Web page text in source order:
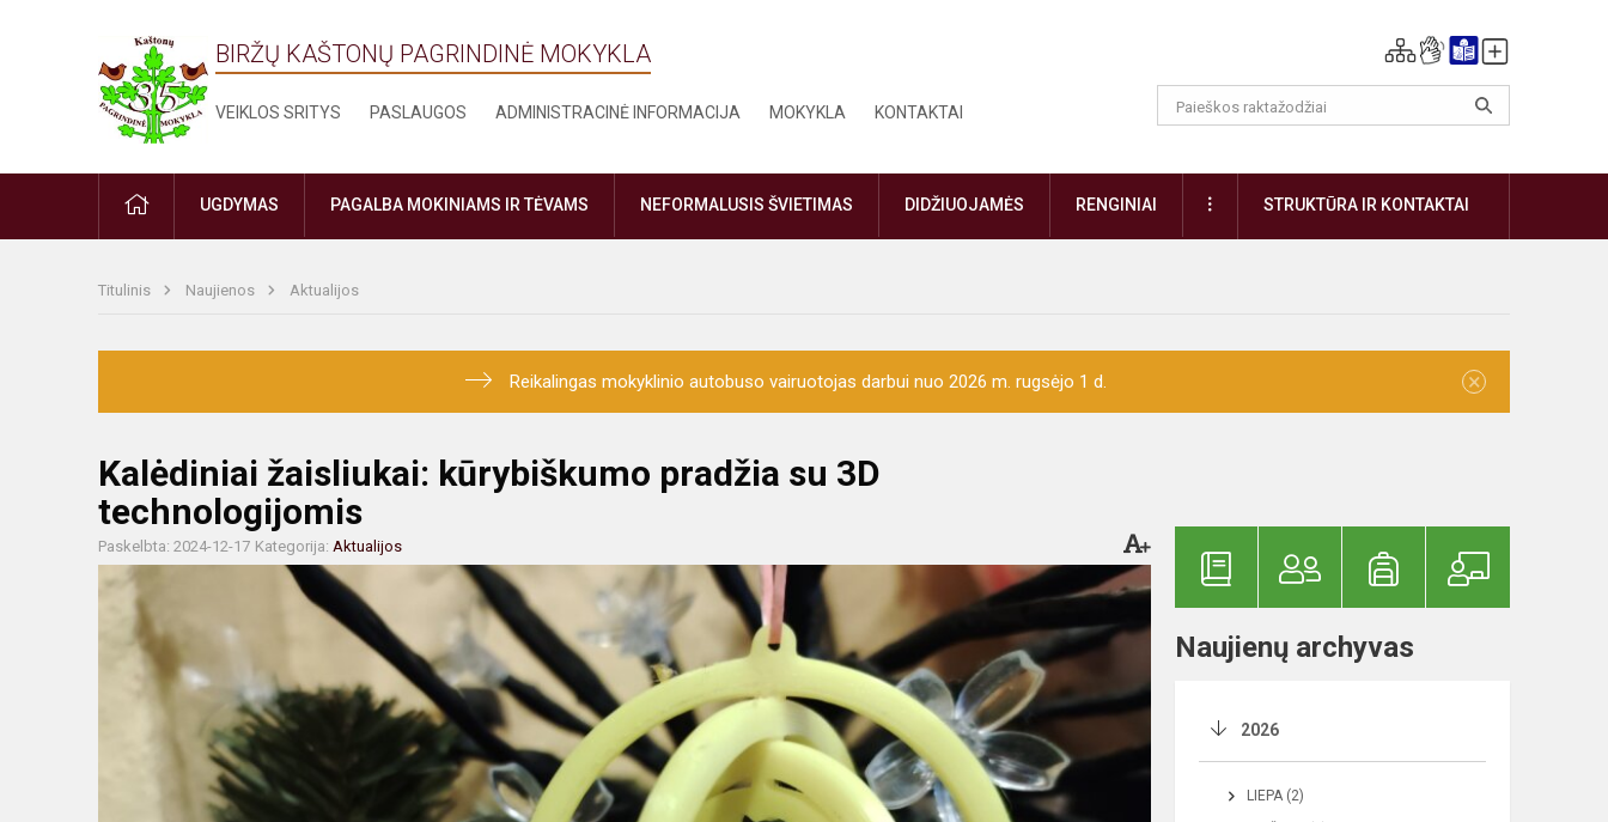
BIRŽŲ KAŠTONŲ PAGRINDINĖ MOKYKLA
VEIKLOS SRITYS PASLAUGOS ADMINISTRACINĖ INFORMACIJA MOKYKLA KONTAKTAI
PRADŽIAUGDYMAS PAGALBA MOKINIAMS IR TĖVAMS NEFORMALUSIS ŠVIETIMAS DIDŽIUOJAMĖS RENGINIAI DAUGIAUSTRUKTŪRA IR KONTAKTAI
Titulinis Naujienos Aktualijos
Reikalingas mokyklinio autobuso vairuotojas darbui nuo 2026 m. rugsėjo 1 d. ×
Kalėdiniai žaisliukai: kūrybiškumo pradžia su 3D
technologijomis
Paskelbta: 2024-12-17 Kategorija: Aktualijos
Naujienų archyvas
2026
LIEPA (2)